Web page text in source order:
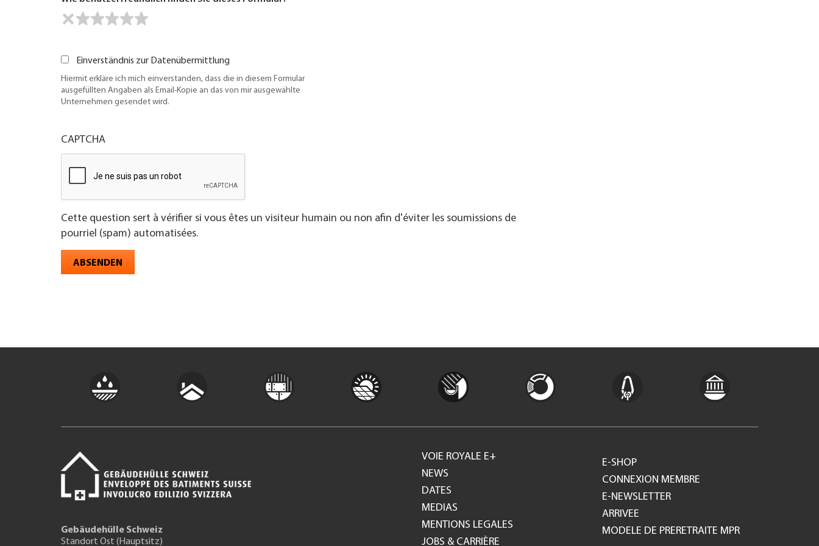
Einverständnis zur Datenübermittlung
Hiermit erkläre ich mich einverstanden, dass die in diesem Formular
ausgefüllten Angaben als Email-Kopie an das von mir ausgewählte
Unternehmen gesendet wird.
CAPTCHA
Cette question sert à vérifier si vous êtes un visiteur humain ou non afin d'éviter les soumissions de
pourriel (spam) automatisées.
ABSENDEN
Gebäudehülle Schweiz
Standort Ost (Hauptsitz)
Footer
GH
VOIE ROYALE E+
NEWS
DATES
MEDIAS
MENTIONS LEGALES
JOBS & CARRIÈRE
E-SHOP
CONNEXION MEMBRE
E-NEWSLETTER
ARRIVEE
MODELE DE PRERETRAITE MPR